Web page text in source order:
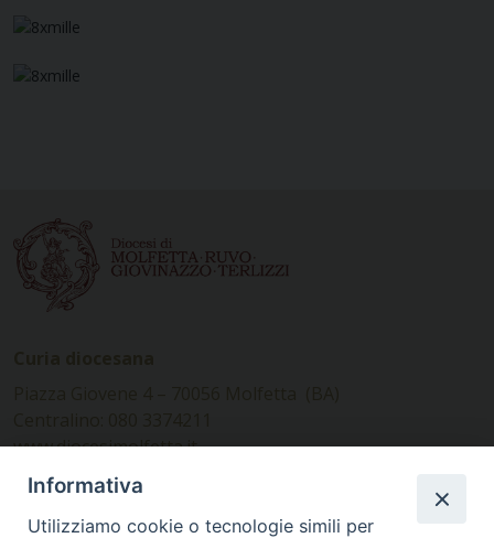
www.diocesimolfetta.it –
diocesimolfetta@pec.chiesacattolica.it
Informativa
Utilizziamo cookie o tecnologie simili per